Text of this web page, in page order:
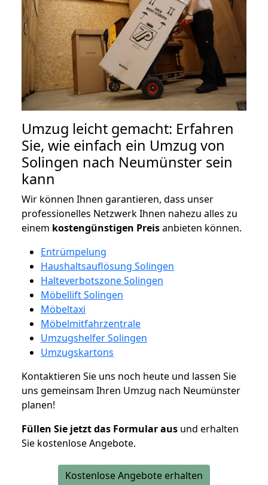
Umzug leicht gemacht: Erfahren
Sie, wie einfach ein Umzug von
Solingen nach Neumünster sein
kann
Wir können Ihnen garantieren, dass unser
professionelles Netzwerk Ihnen nahezu alles zu
einem kostengünstigen Preisanbieten können.
Entrümpelung
Haushaltsauflösung Solingen
Halteverbotszone Solingen
Möbellift Solingen
Möbeltaxi
Möbelmitfahrzentrale
Umzugshelfer Solingen
Umzugskartons
Kontaktieren Sie uns noch heute und lassen Sie
uns gemeinsam Ihren Umzug nach Neumünster
planen!
Füllen Sie jetzt das Formular aus und erhalten
Sie kostenlose Angebote.
Kostenlose Angebote erhalten